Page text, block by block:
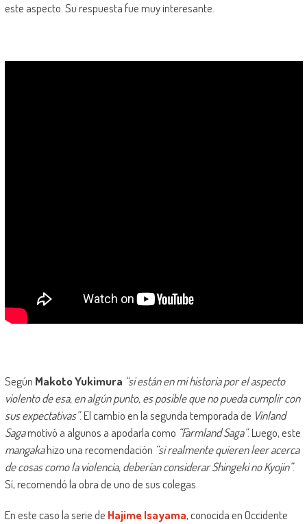
este aspecto. Su respuesta fue muy interesante.
Según Makoto Yukimura “si están en mi historia por el aspecto
violento de esa, en algún punto, es posible que no pueda cumplir con
sus expectativas”. El cambio en la segunda temporada de Vinland
Sagamotivó a algunos a apodarla como “Farmland Saga”. Luego, este
mangakahizo una recomendación “si realmente quieren leer acerca
de cosas como la violencia, deberían considerar Shingeki no Kyojin”.
Sí, recomendó la obra de uno de sus colegas.
En este caso la serie de Hajime Isayama, conocida en Occidente